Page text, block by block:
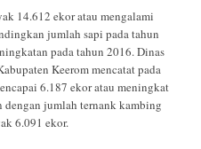
14.612 ekor atau mengalami
jumlah sapi pada tahun
pada tahun 2016. Dinas
Keerom mencatat pada
6.187 ekor atau meningkat
dengan jumlah ternank kambing
6.091 ekor.